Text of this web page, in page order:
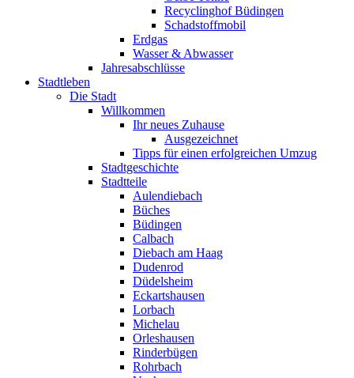
Recyclinghof Büdingen
Schadstoffmobil
Erdgas
Wasser & Abwasser
Jahresabschlüsse
Stadtleben
Die Stadt
Willkommen
Ihr neues Zuhause
Ausgezeichnet
Tipps für einen erfolgreichen Umzug
Stadtgeschichte
Stadtteile
Aulendiebach
Büches
Büdingen
Calbach
Diebach am Haag
Dudenrod
Düdelsheim
Eckartshausen
Lorbach
Michelau
Orleshausen
Rinderbügen
Rohrbach